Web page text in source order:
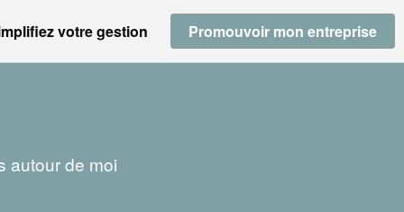
votre gestion Promouvoir mon entreprise
autour de moi